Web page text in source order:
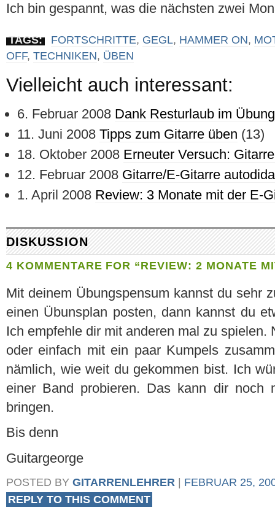
Ich bin gespannt, was die nächsten zwei
TAGS: FORTSCHRITTE, GEGL, HAMMER ON,
OFF, TECHNIKEN, ÜBEN
Vielleicht auch interessant:
6. Februar 2008 Dank Resturlaub im
11. Juni 2008 Tipps zum Gitarre üben (13)
18. Oktober 2008 Erneuter Versuch:
12. Februar 2008 Gitarre/E-Gitarre
1. April 2008 Review: 3 Monate mit der E-
DISKUSSION
4 KOMMENTARE FOR “REVIEW: 2 MONATE
Mit deinem Übungspensum kannst du sehr
einen Übunsplan posten, dann kannst du
Ich empfehle dir mit anderen mal zu
oder einfach mit ein paar Kumpels
nämlich, wie weit du gekommen bist. Ich
einer Band probieren. Das kann dir noch
bringen.
Bis denn
Guitargeorge
POSTED BY GITARRENLEHRER | FEBRUAR 25,
REPLY TO THIS COMMENT